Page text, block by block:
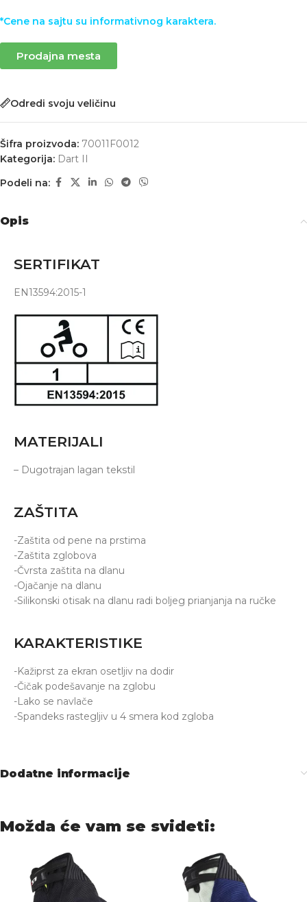
*Cene na sajtu su informativnog karaktera.
Prodajna mesta
Odredi svoju veličinu
Šifra proizvoda: 70011F0012
Kategorija: Dart II
Podeli na:
Opis
SERTIFIKAT
EN13594:2015-1
MATERIJALI
– Dugotrajan lagan tekstil
ZAŠTITA
-Zaštita od pene na prstima
-Zaštita zglobova
-Čvrsta zaštita na dlanu
-Ojačanje na dlanu
-Silikonski otisak na dlanu radi boljeg prianjanja na ručke
KARAKTERISTIKE
-Kažiprst za ekran osetljiv na dodir
-Čičak podešavanje na zglobu
-Lako se navlače
-Spandeks rastegljiv u 4 smera kod zgloba
Dodatne informacije
Možda će vam se svideti: